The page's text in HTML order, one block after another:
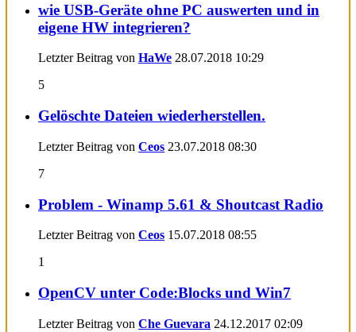
wie USB-Geräte ohne PC auswerten und in
eigene HW integrieren?
Letzter Beitrag von HaWe 28.07.2018 10:29
5
Gelöschte Dateien wiederherstellen.
Letzter Beitrag von Ceos 23.07.2018 08:30
7
Problem - Winamp 5.61 & Shoutcast Radio
Letzter Beitrag von Ceos 15.07.2018 08:55
1
OpenCV unter Code:Blocks und Win7
Letzter Beitrag von Che Guevara 24.12.2017 02:09